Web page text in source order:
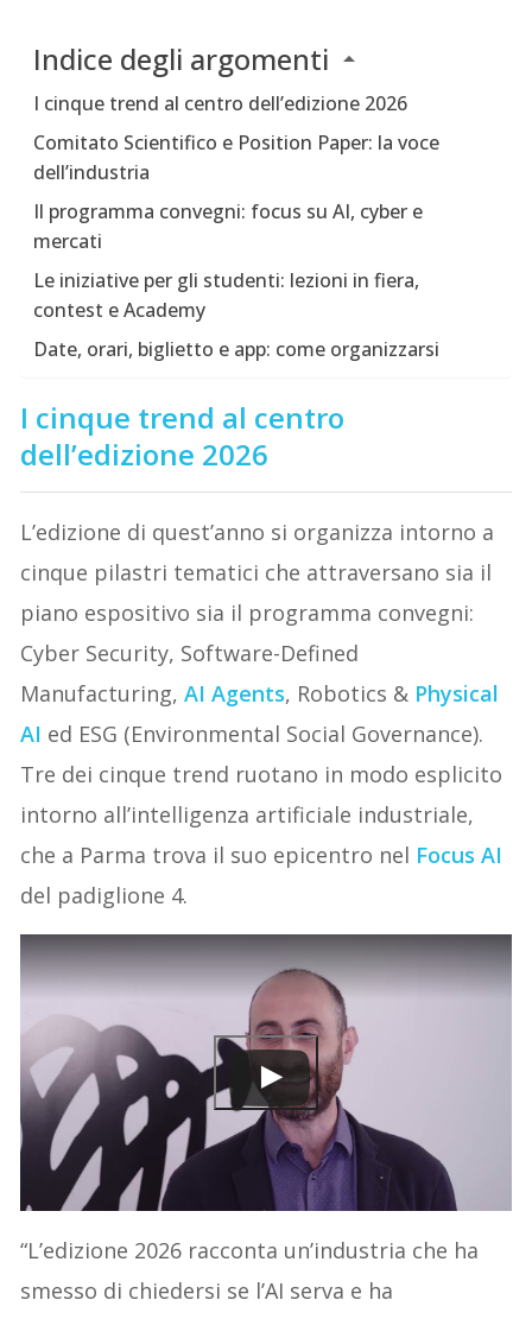
Indice degli argomenti
I cinque trend al centro dell’edizione 2026
Comitato Scientifico e Position Paper: la voce
dell’industria
Il programma convegni: focus su AI, cyber e
mercati
Le iniziative per gli studenti: lezioni in fiera,
contest e Academy
Date, orari, biglietto e app: come organizzarsi
I cinque trend al centro
dell’edizione 2026
L’edizione di quest’anno si organizza intorno a
cinque pilastri tematici che attraversano sia il
piano espositivo sia il programma convegni:
Cyber Security, Software-Defined
Manufacturing,AI Agents, Robotics & Physical
AI ed ESG (Environmental Social Governance).
Tre dei cinque trend ruotano in modo esplicito
intorno all’intelligenza artificiale industriale,
che a Parma trova il suo epicentro nel Focus AI
del padiglione 4.
“L’edizione 2026 racconta un’industria che ha
smesso di chiedersi se l’AI serva e ha